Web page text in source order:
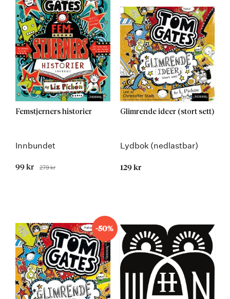
Femstjerners historier
Innbundet
Tilbudspris
99 kr Før
279 kr
Glimrende ideer (stort sett)
Lydbok (nedlastbar)
129 kr
-50%